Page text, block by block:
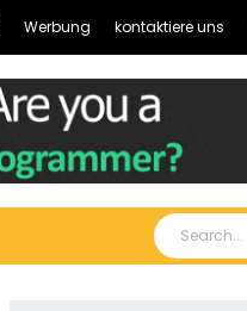
Werbung kontaktiere uns